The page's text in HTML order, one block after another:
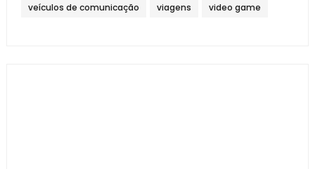
veículos de comunicação viagens video game